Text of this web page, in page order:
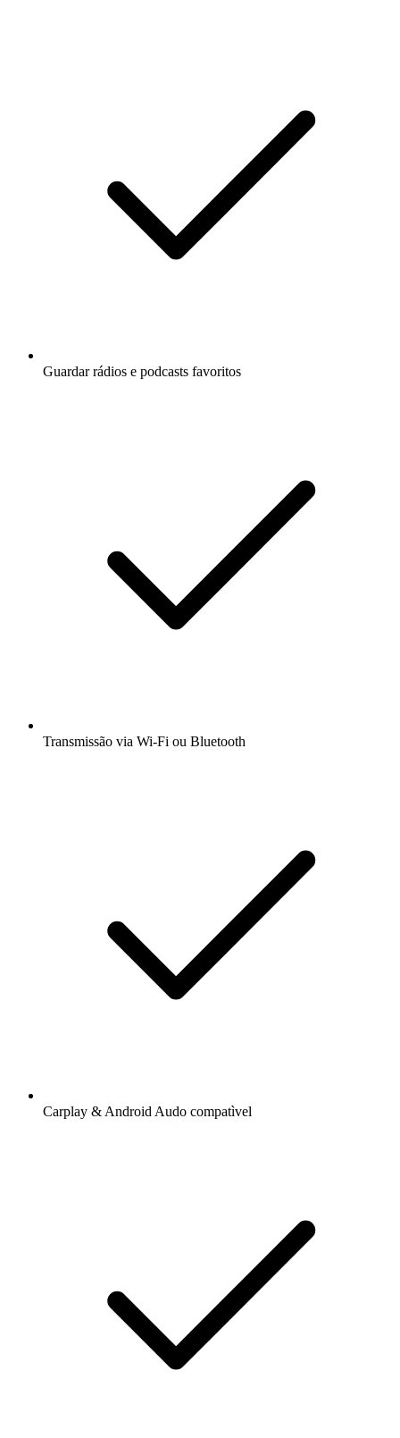
Guardar rádios e podcasts favoritos
Transmissão via Wi-Fi ou Bluetooth
Carplay & Android Audo compatìvel